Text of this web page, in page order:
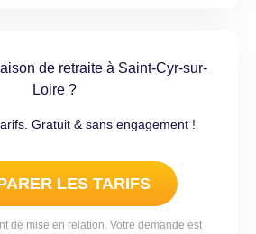
de retraite à Saint-Cyr-sur-
Loire ?
Gratuit & sans engagement !
LES TARIFS
de mise en relation. Votre demande est